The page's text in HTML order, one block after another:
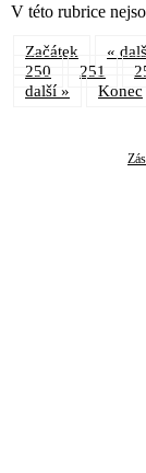
V této rubrice
Začátek «
250 251
další »
Konec